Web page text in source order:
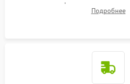
кристалла графического чипа и
памяти и зоны VRM. Очистка
Подробнее